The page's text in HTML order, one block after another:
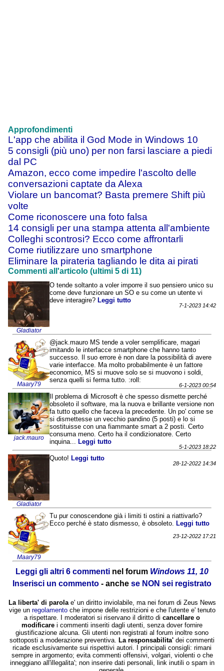
Approfondimenti
L'app che abilita il God Mode in Windows 10
5 consigli (più uno) per non farsi lasciare a piedi
dal PC
Amazon, ecco come impedire l'ascolto delle
conversazioni captate da Alexa
Violare un bancomat? Basta premere Shift più
volte
Come riconoscere una foto falsa
14 consigli per una stampa attenta all'ambiente
Colleghi scontrosi? Ecco come affrontarli
Come riutilizzare uno smartphone
Eliminare la pirateria tagliando le dita ai pirati
Commenti all'articolo (ultimi 5 di 11)
Gladiator
O tende soltanto a voler imporre il suo pensiero unico su
come deve funzionare un SO e su come un utente vi
deve interagire? Leggi tutto
7-1-2023 14:42
Maary79
@jack.mauro MS tende a voler semplificare, magari
imitando le interfacce smartphone che hanno tanto
successo. Il suo errore è non dare la possibilità di avere
varie interfacce. Ma molto probabilmente è un fattore
economico, MS si muove solo se si muovono i soldi,
senza quelli si ferma tutto. :roll:
6-1-2023 00:54
jack.mauro
Il problema di Microsoft è che spesso dismette perché
obsoleto il software, ma la nuova e brillante versione non
fa tutto quello che faceva la precedente. Un po' come se
si dismettesse un vecchio pandino (5 posti) e lo si
sostituisse con una fiammante smart a 2 posti. Certo
consuma meno. Certo ha il condizionatore. Certo
inquina... Leggi tutto
5-1-2023 18:22
Gladiator
Quoto! Leggi tutto
28-12-2022 14:34
Maary79
Tu pur conoscendone già i limiti ti ostini a riattivarlo?
Ecco perché è stato dismesso, è obsoleto.Leggi tutto
23-12-2022 17:21
Leggi gli altri 6 commenti nel forum Windows 11, 10
Inserisci un commento - anche se NON sei registrato
La liberta' di parolae' un diritto inviolabile, ma nei forum di Zeus News
vige un regolamentoche impone delle restrizioni e che l'utente e' tenuto
a rispettare. I moderatori si riservano il diritto di cancellare o
modificare i commenti inseriti dagli utenti, senza dover fornire
giustificazione alcuna. Gli utenti non registrati al forum inoltre sono
sottoposti a moderazione preventiva.
La responsabilita' dei commenti
ricade esclusivamente sui rispettivi autori. I principali consigli: rimani
sempre in argomento; evita commenti offensivi, volgari, violenti o che
inneggiano all'illegalita'; non inserire dati personali, link inutili o spam in